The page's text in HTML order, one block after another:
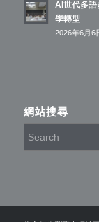
AI世代多
學轉型
2026年6月6
網站搜尋